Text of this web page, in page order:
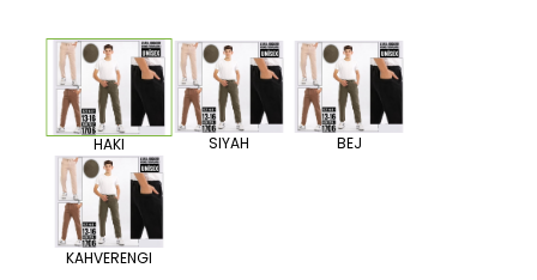
HAKI SIYAH BEJ
KAHVERENGI